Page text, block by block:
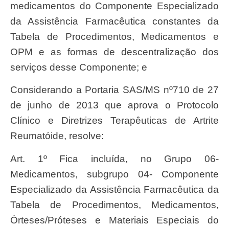
medicamentos do Componente Especializado
da Assistência Farmacêutica constantes da
Tabela de Procedimentos, Medicamentos e
OPM e as formas de descentralização dos
serviços desse Componente; e
Considerando a Portaria SAS/MS nº710 de 27
de junho de 2013 que aprova o Protocolo
Clínico e Diretrizes Terapêuticas de Artrite
Reumatóide, resolve:
Art. 1º Fica incluída, no Grupo 06-
Medicamentos, subgrupo 04- Componente
Especializado da Assistência Farmacêutica da
Tabela de Procedimentos, Medicamentos,
Órteses/Próteses e Materiais Especiais do